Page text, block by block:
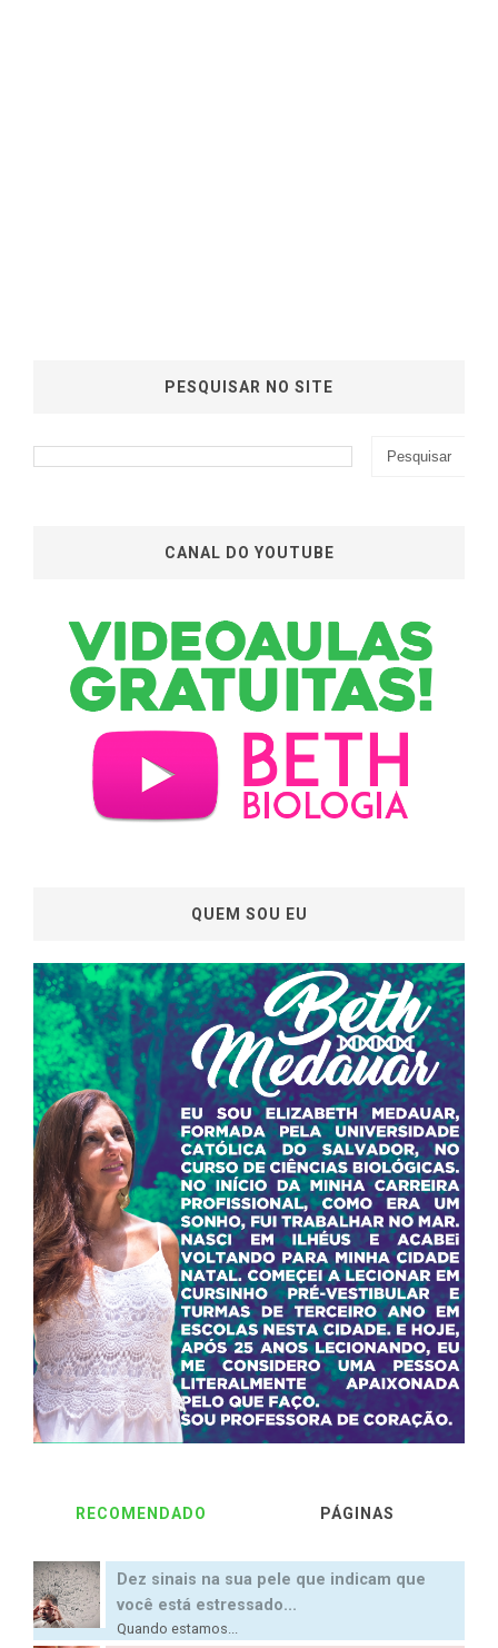
PESQUISAR NO SITE
CANAL DO YOUTUBE
QUEM SOU EU
RECOMENDADO PÁGINAS
Dez sinais na sua pele que indicam que
você está estressado...
Quando estamos...